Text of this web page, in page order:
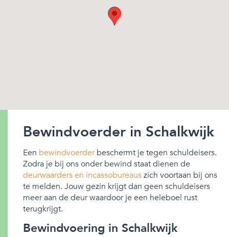
Bewindvoerder in Schalkwijk
Een bewindvoerderbeschermt je tegen schuldeisers.
Zodra je bij ons onder bewind staat dienen de
deurwaarders en incassobureauszich voortaan bij ons
te melden. Jouw gezin krijgt dan geen schuldeisers
meer aan de deur waardoor je een heleboel rust
terugkrijgt.
Bewindvoering in Schalkwijk